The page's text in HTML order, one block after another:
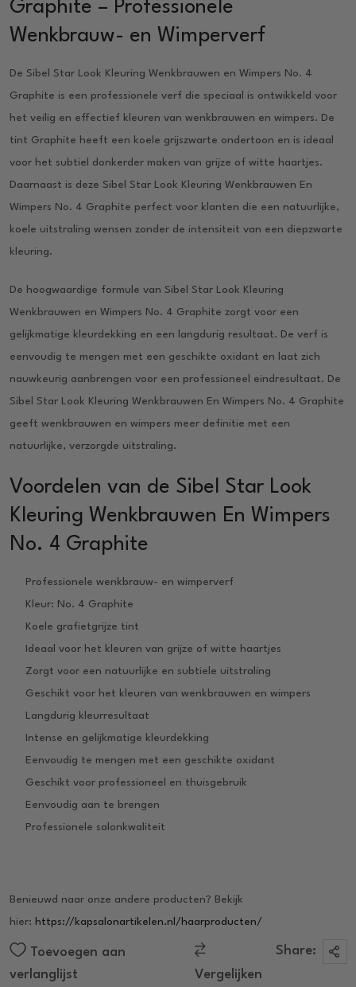
Graphite – Professionele
Wenkbrauw- en Wimperverf
De Sibel Star Look Kleuring Wenkbrauwen en Wimpers No. 4
Graphite is een professionele verf die speciaal is ontwikkeld voor
het veilig en effectief kleuren van wenkbrauwen en wimpers. De
tint Graphite heeft een koele grijszwarte ondertoon en is ideaal
voor het subtiel donkerder maken van grijze of witte haartjes.
Daarnaast is deze Sibel Star Look Kleuring Wenkbrauwen En
Wimpers No. 4 Graphite perfect voor klanten die een natuurlijke,
koele uitstraling wensen zonder de intensiteit van een diepzwarte
kleuring.
De hoogwaardige formule van Sibel Star Look Kleuring
Wenkbrauwen en Wimpers No. 4 Graphite zorgt voor een
gelijkmatige kleurdekking en een langdurig resultaat. De verf is
eenvoudig te mengen met een geschikte oxidant en laat zich
nauwkeurig aanbrengen voor een professioneel eindresultaat. De
Sibel Star Look Kleuring Wenkbrauwen En Wimpers No. 4 Graphite
geeft wenkbrauwen en wimpers meer definitie met een
natuurlijke, verzorgde uitstraling.
Voordelen van de Sibel Star Look
Kleuring Wenkbrauwen En Wimpers
No. 4 Graphite
Professionele wenkbrauw- en wimperverf
Kleur: No. 4 Graphite
Koele grafietgrijze tint
Ideaal voor het kleuren van grijze of witte haartjes
Zorgt voor een natuurlijke en subtiele uitstraling
Geschikt voor het kleuren van wenkbrauwen en wimpers
Langdurig kleurresultaat
Intense en gelijkmatige kleurdekking
Eenvoudig te mengen met een geschikte oxidant
Geschikt voor professioneel en thuisgebruik
Eenvoudig aan te brengen
Professionele salonkwaliteit
Benieuwd naar onze andere producten? Bekijk
hier: https://kapsalonartikelen.nl/haarproducten/
Toevoegen aan
verlanglijst
Vergelijken
Share: